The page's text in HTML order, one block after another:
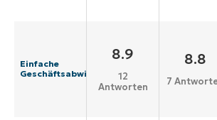
Einfache
Geschäftsabwicklung
8.9
12
Antworten
8.8
7